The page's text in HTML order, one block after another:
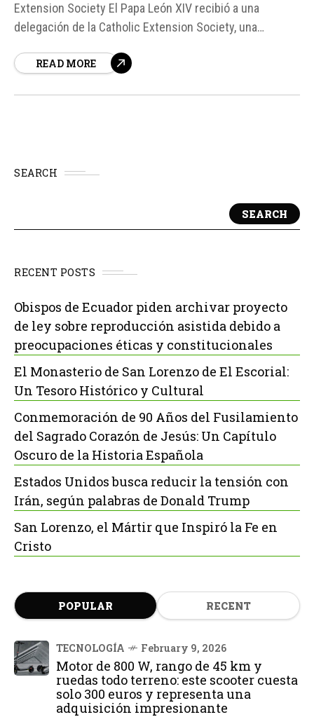
Extension Society El Papa León XIV recibió a una
delegación de la Catholic Extension Society, una
aprovechó la oportunidad para agradecer su ayuda a
READ MORE
SEARCH
SEARCH
RECENT POSTS
Obispos de Ecuador piden archivar proyecto
de ley sobre reproducción asistida debido a
preocupaciones éticas y constitucionales
El Monasterio de San Lorenzo de El Escorial:
Un Tesoro Histórico y Cultural
Conmemoración de 90 Años del Fusilamiento
del Sagrado Corazón de Jesús: Un Capítulo
Oscuro de la Historia Española
Estados Unidos busca reducir la tensión con
Irán, según palabras de Donald Trump
San Lorenzo, el Mártir que Inspiró la Fe en
Cristo
POPULAR RECENT
TECNOLOGÍA February 9, 2026
Motor de 800 W, rango de 45 km y
ruedas todo terreno: este scooter cuesta
solo 300 euros y representa una
adquisición impresionante